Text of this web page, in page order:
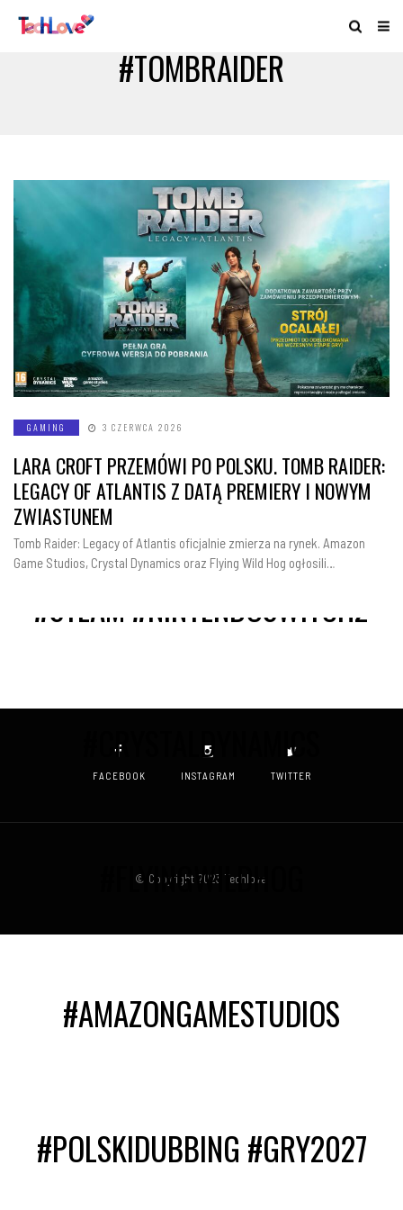
#TOMBRAIDER
#LEGACYOFATLANTIS
#LARACROFT #GAMING
#PLAYSTATION5 #XBOXSERIESX
#STEAM #NINTENDOSWITCH2
#CRYSTALDYNAMICS
#FLYINGWILDHOG
#AMAZONGAMESTUDIOS
#POLSKIDUBBING #GRY2027
GAMING 3 CZERWCA 2026
LARA CROFT PRZEMÓWI PO POLSKU. TOMB RAIDER:
LEGACY OF ATLANTIS Z DATĄ PREMIERY I NOWYM
ZWIASTUNEM
Tomb Raider: Legacy of Atlantis oficjalnie zmierza na rynek. Amazon
Game Studios, Crystal Dynamics oraz Flying Wild Hog ogłosili…
FACEBOOK INSTAGRAM TWITTER
© Copyright 2023 Techlove.